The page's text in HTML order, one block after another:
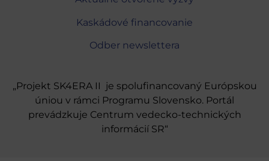
Kaskádové financovanie
Odber newslettera
„Projekt SK4ERA II je spolufinancovaný Európskou
úniou v rámci Programu Slovensko. Portál
prevádzkuje Centrum vedecko-technických
informácií SR“